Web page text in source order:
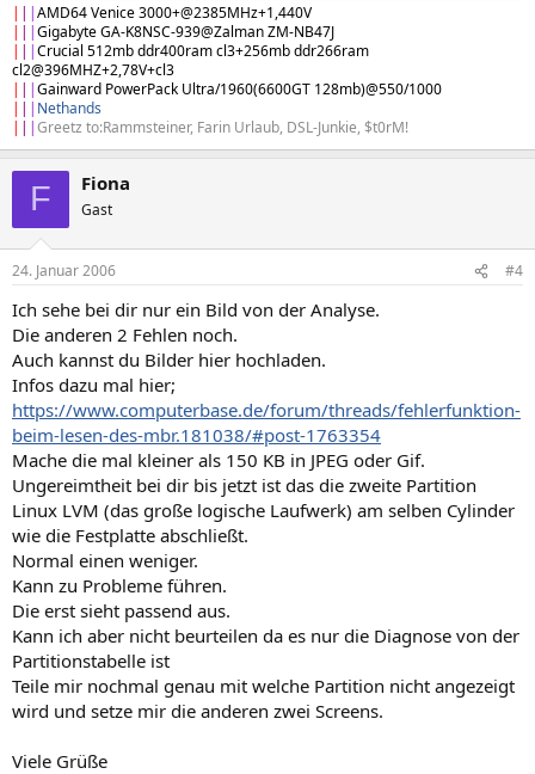
| | |AMD64 Venice 3000+@2385MHz+1,440V
| | |Gigabyte GA-K8NSC-939@Zalman ZM-NB47J
| | |Crucial 512mb ddr400ram cl3+256mb ddr266ram
cl2@396MHZ+2,78V+cl3
| | |Gainward PowerPack Ultra/1960(6600GT 128mb)@550/1000
| | | Nethands
| | |Greetz to:Rammsteiner, Farin Urlaub, DSL-Junkie, $t0rM!
F Fiona
Gast
24. Januar 2006 #4
Ich sehe bei dir nur ein Bild von der Analyse.
Die anderen 2 Fehlen noch.
Auch kannst du Bilder hier hochladen.
Infos dazu mal hier;
https://www.computerbase.de/forum/threads/fehlerfunktion-
beim-lesen-des-mbr.181038/#post-1763354
Mache die mal kleiner als 150 KB in JPEG oder Gif.
Ungereimtheit bei dir bis jetzt ist das die zweite Partition
Linux LVM (das große logische Laufwerk) am selben Cylinder
wie die Festplatte abschließt.
Normal einen weniger.
Kann zu Probleme führen.
Die erst sieht passend aus.
Kann ich aber nicht beurteilen da es nur die Diagnose von der
Partitionstabelle ist
Teile mir nochmal genau mit welche Partition nicht angezeigt
wird und setze mir die anderen zwei Screens.
Viele Grüße